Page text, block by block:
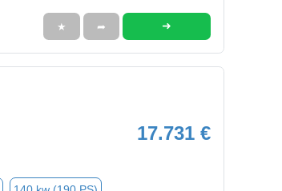
★ ➦ ➜
17.731 €